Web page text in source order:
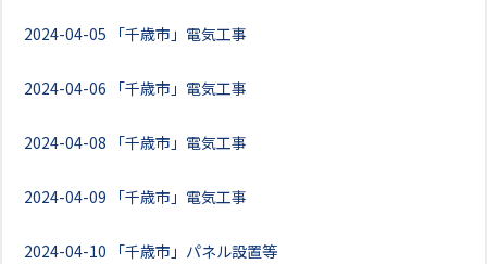
2024-04-05 「千歳市」電気工事
2024-04-06 「千歳市」電気工事
2024-04-08 「千歳市」電気工事
2024-04-09 「千歳市」電気工事
2024-04-10 「千歳市」パネル設置等